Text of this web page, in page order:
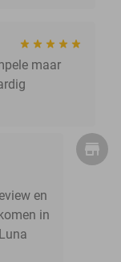
maar
en
in